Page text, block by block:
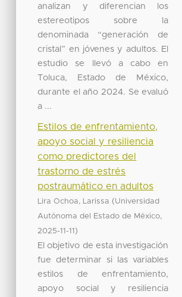
analizan y diferencian los
estereotipos sobre la
denominada “generación de
cristal” en jóvenes y adultos. El
estudio se llevó a cabo en
Toluca, Estado de México,
durante el año 2024. Se evaluó
a ...
Estilos de enfrentamiento,
apoyo social y resiliencia
como predictores del
trastorno de estrés
postraumático en adultos
Lira Ochoa, Larissa (Universidad
Autónoma del Estado de México,
2025-11-11 )
El objetivo de esta investigación
fue determinar si las variables
estilos de enfrentamiento,
apoyo social y resiliencia